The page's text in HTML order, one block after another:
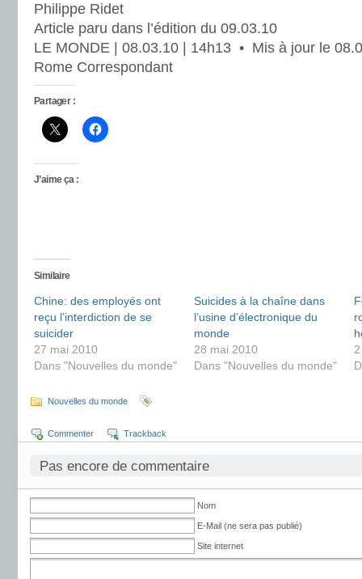
Philippe Ridet
Article paru dans l’édition du 09.03.10
LE MONDE | 08.03.10 | 14h13 • Mis à jour le
Rome Correspondant
Partager :
J’aime ça :
Similaire
Chine: des employés ont
reçu l’interdiction de se
suicider
27 mai 2010
Dans "Nouvelles du monde"
Suicides à la chaîne dans
l’usine d’électronique du
monde
28 mai 2010
Dans "Nouvelles du monde"
Nouvelles du monde
Commenter Trackback
Pas encore de commentaire
Nom
E-Mail (ne sera pas publié)
Site internet